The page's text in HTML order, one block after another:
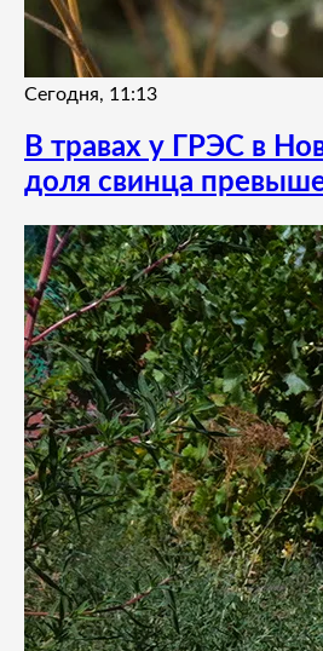
Сегодня, 11:13
В травах у ГРЭС в
доля свинца